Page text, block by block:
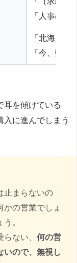
「人事の方
「北海道
「今、弊
耳を傾けている
入に進んでしまう
止まらないの
かの営業でしょ
。
ない、 何の営
いので、無視し